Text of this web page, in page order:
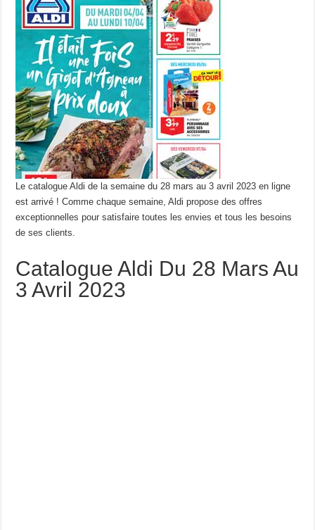
Le catalogue Aldi de la semaine du 28 mars au 3 avril 2023 en ligne
est arrivé ! Comme chaque semaine, Aldi propose des offres
exceptionnelles pour satisfaire toutes les envies et tous les besoins
de ses clients.
Catalogue Aldi Du 28 Mars Au
3 Avril 2023